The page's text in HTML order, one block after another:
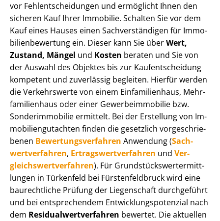
vor Fehl­ent­schei­dun­gen und ermöglicht Ihnen den
sicheren Kauf Ihrer Immobilie. Schalten Sie vor dem
Kauf eines Hauses einen Sach­ver­stän­di­gen für Im­mo­
bi­li­en­be­wer­tung ein. Dieser kann Sie überWert,
Zustand, Mängel und Kosten beraten und Sie von
der Auswahl des Objektes bis zur Kauf­ent­schei­dung
kompetent und zuverlässig begleiten. Hierfür werden
die Verkehrswerte von einem Einfamilienhaus, Mehr­
fa­mi­li­en­haus oder einer Ge­wer­be­im­mo­bi­lie bzw.
Sonderimmobilie ermittelt. Bei der Erstellung von Im­
mo­bi­li­en­gut­ach­ten finden die gesetzlich vor­ge­schrie­
be­nen Be­wer­tungs­ver­fah­ren Anwendung (Sach­
wert­ver­fah­ren, Er­trags­wert­ver­fah­ren und Ver­
gleichs­wert­ver­fah­ren). Für Grund­stücks­wert­ermitt­
lun­gen in Türkenfeld bei Fürs­ten­feld­bruck wird eine
baurechtliche Prüfung der Liegenschaft durchgeführt
und bei entsprechendem Ent­wick­lungs­po­ten­zi­al nach
dem Re­si­du­al­wert­ver­fah­ren bewertet. Die aktuellen